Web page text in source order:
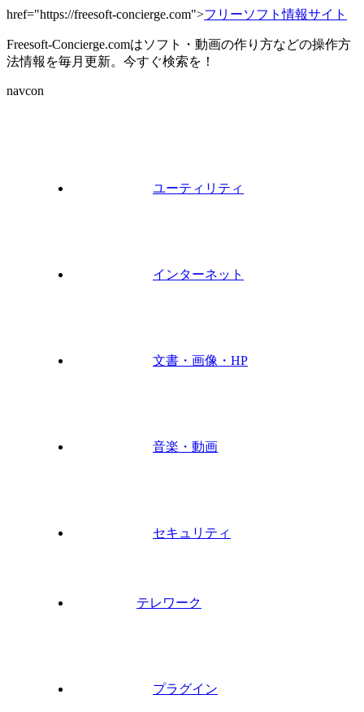
href="https://freesoft-concierge.com">フリーソフト情報サイト
Freesoft-Concierge.comはソフト・動画の作り方などの操作方
法情報を毎月更新。今すぐ検索を！
navcon
ユーティリティ
インターネット
文書・画像・HP
音楽・動画
セキュリティ
テレワーク
プラグイン